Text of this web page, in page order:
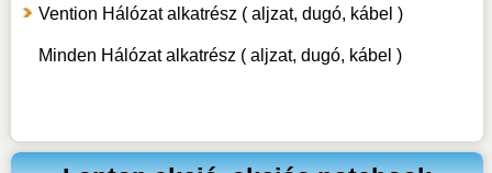
Vention Hálózat alkatrész ( aljzat, dugó, kábel )
Minden Hálózat alkatrész ( aljzat, dugó, kábel )